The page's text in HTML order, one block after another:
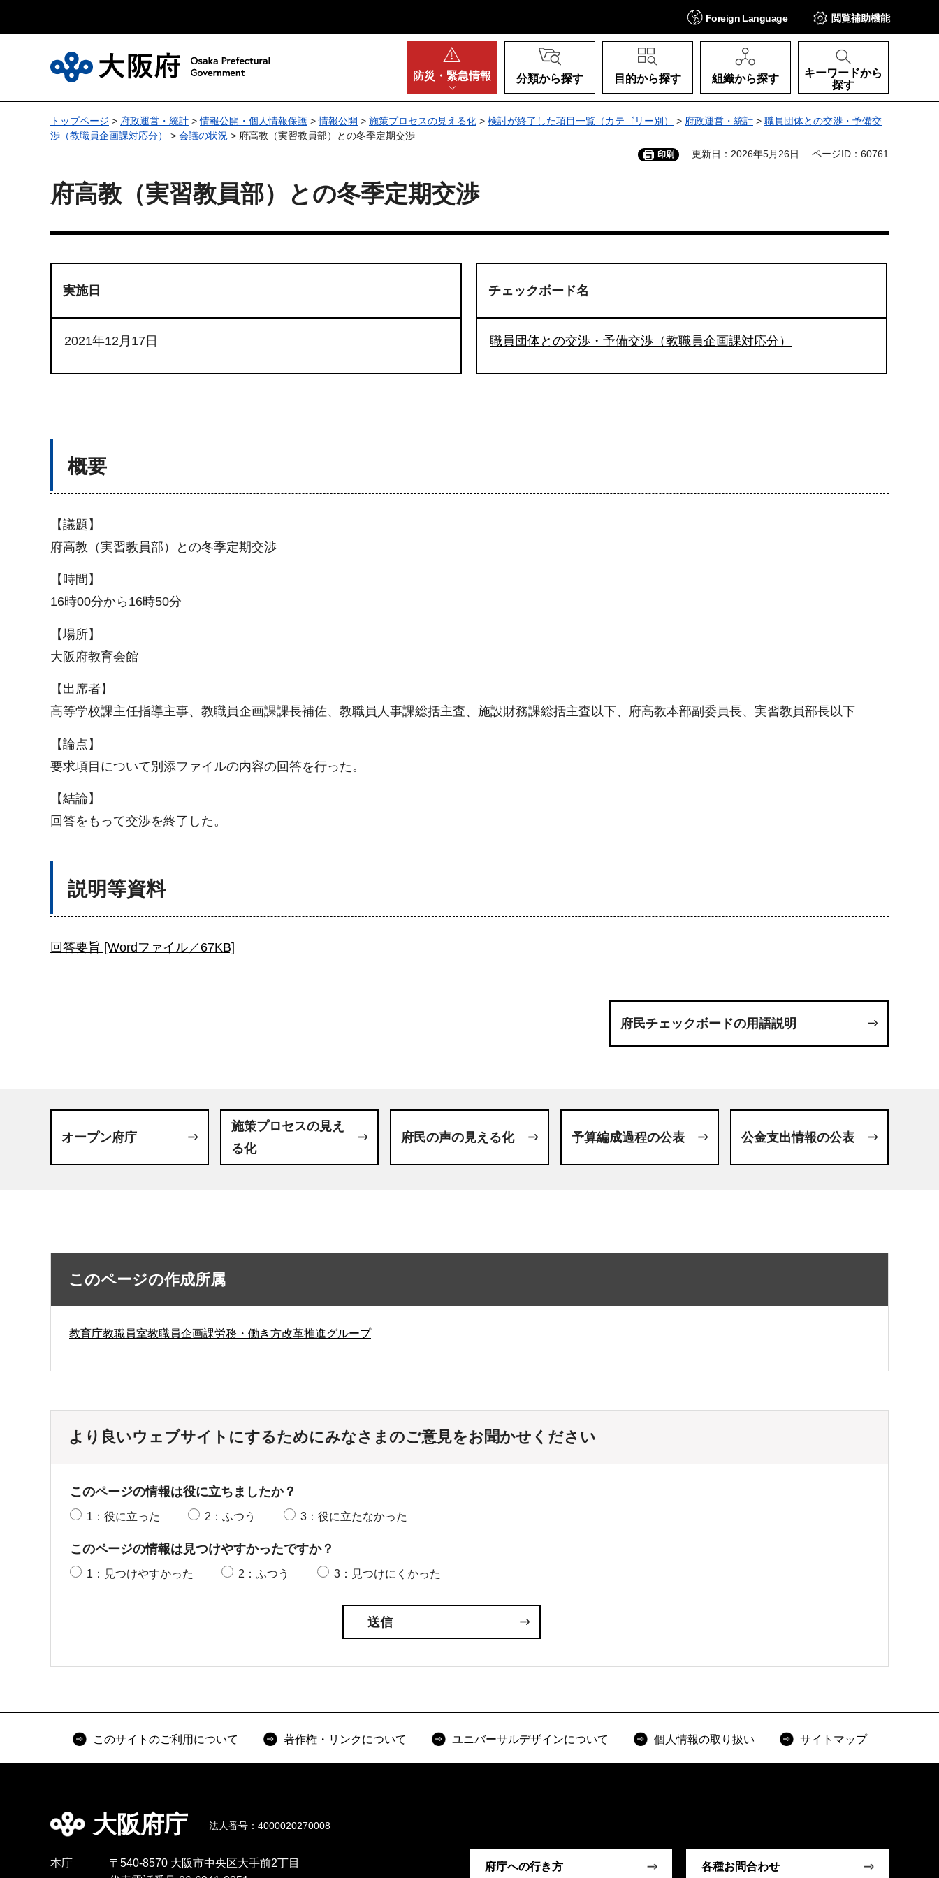
Foreign Language 閲覧補助機能
防災・ 緊急情報 分類から探す 目的から探す 組織から探す
キーワードから
探す
トップページ > 府政運営・統計 >情報公開・個人情報保護 >情報公開 > 施策プロセスの見える化 > 検討が終了した項目一覧（カテゴリー別） > 府政運営・統計 > 職員団体との交渉・予備交
渉（教職員企画課対応分）
> 会議の状況 > 府高教（実習教員部）との冬季定期交渉
印刷 更新日：2026年5月26日 ページID：60761
府高教（実習教員部）との冬季定期交渉
実施日
2021年12月17日
チェックボード名
職員団体との交渉・予備交渉（教職員企画課対応分）
概要
【議題】
府高教（実習教員部）との冬季定期交渉
【時間】
16時00分から16時50分
【場所】
大阪府教育会館
【出席者】
高等学校課主任指導主事、教職員企画課課長補佐、教職員人事課総括主査、施設財務課総括主査以下、府高教本部副委員長、実習教員部長以下
【論点】
要求項目について別添ファイルの内容の回答を行った。
【結論】
回答をもって交渉を終了した。
説明等資料
回答要旨 [Wordファイル／67KB]
府民チェックボードの用語説明
オープン府庁
施策プロセスの見え
る化
府民の声の見える化 予算編成過程の公表 公金支出情報の公表
このページの作成所属
教育庁教職員室教職員企画課労務・働き方改革推進グループ
より良いウェブサイトにするためにみなさまのご意見をお聞かせください
このページの情報は役に立ちましたか？
1：役に立った 2：ふつう 3：役に立たなかった
このページの情報は見つけやすかったですか？
1：見つけやすかった 2：ふつう 3：見つけにくかった
このサイトのご利用について 著作権・リンクについて ユニバーサルデザインについて 個人情報の取り扱い サイトマップ
大阪府庁 法人番号：4000020270008
本庁
〒540-8570 大阪市中央区大手前2丁目
府庁への行き方 各種お問合わせ